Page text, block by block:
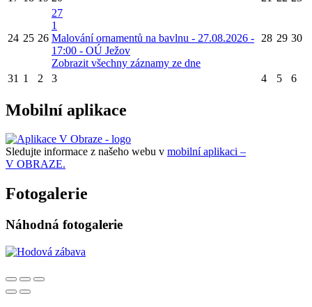
24 25 26
27
1
Malování ornamentů na bavlnu - 27.08.2026 -
17:00 - OÚ Ježov
Zobrazit všechny záznamy ze dne
28 29 30
31 1 2 3 4 5 6
Mobilní aplikace
Sledujte informace z našeho webu v mobilní aplikaci –
V OBRAZE.
Fotogalerie
Náhodná fotogalerie